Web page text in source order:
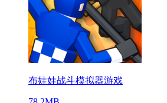
布娃娃战斗模拟器游戏